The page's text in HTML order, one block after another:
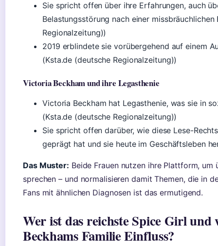
Sie spricht offen über ihre Erfahrungen, auch
Belastungsstörung nach einer
Regionalzeitung))
2019 erblindete sie vorübergehend auf einem
(Ksta.de (deutsche Regionalzeitung))
Victoria Beckham und ihre Legasthenie
Victoria Beckham hat Legasthenie, was sie in
(Ksta.de (deutsche Regionalzeitung))
Sie spricht offen darüber, wie diese Lese-
geprägt hat und sie heute im Geschäftsleben
Das Muster: Beide Frauen nutzen ihre Plattform, um
sprechen – und normalisieren damit Themen, die in
Fans mit ähnlichen Diagnosen ist das ermutigend.
Wer ist das reichste Spice Girl
Beckhams Familie Einfluss?